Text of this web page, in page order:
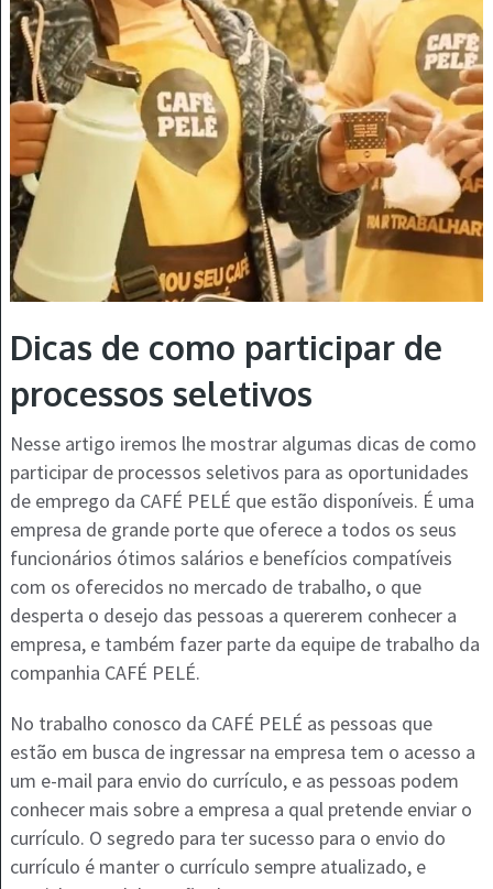
Dicas de como participar de
processos seletivos
Nesse artigo iremos lhe mostrar algumas dicas de como
participar de processos seletivos para as oportunidades
de emprego da CAFÉ PELÉ que estão disponíveis. É uma
empresa de grande porte que oferece a todos os seus
funcionários ótimos salários e benefícios compatíveis
com os oferecidos no mercado de trabalho, o que
desperta o desejo das pessoas a quererem conhecer a
empresa, e também fazer parte da equipe de trabalho da
companhia CAFÉ PELÉ.
No trabalho conosco da CAFÉ PELÉ as pessoas que
estão em busca de ingressar na empresa tem o acesso a
um e-mail para envio do currículo, e as pessoas podem
conhecer mais sobre a empresa a qual pretende enviar o
currículo. O segredo para ter sucesso para o envio do
currículo é manter o currículo sempre atualizado, e